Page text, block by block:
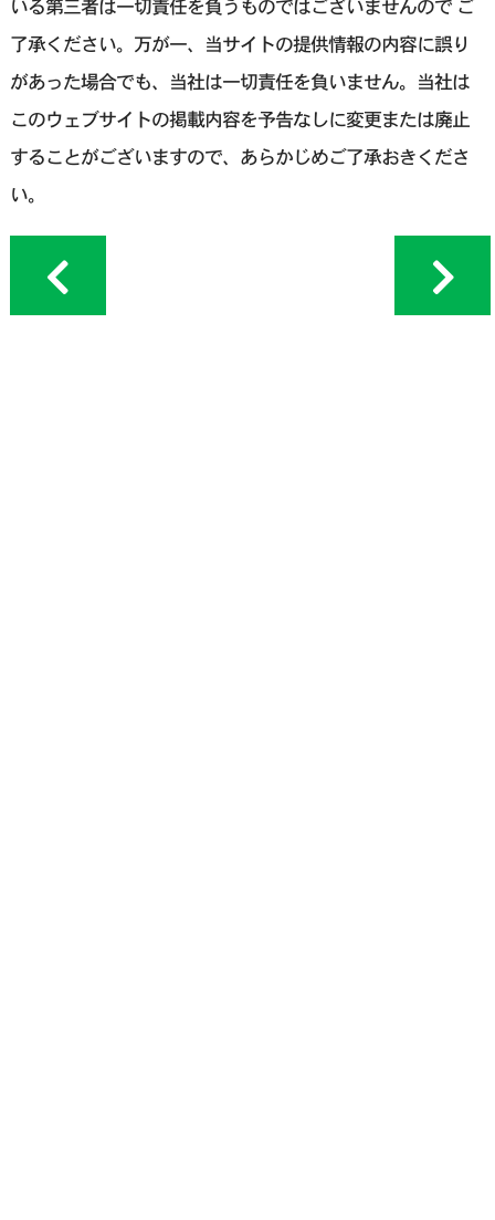
いる第三者は一切責任を負うものではございませんので ご
了承ください。万が一、当サイトの提供情報の内容に誤り
があった場合でも、当社は一切責任を負いません。当社は
このウェブサイトの掲載内容を予告なしに変更または廃止
することがございますので、あらかじめご了承おきくださ
い。